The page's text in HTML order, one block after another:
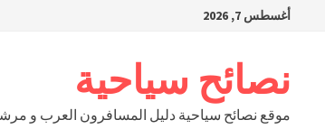
أغسطس 7, 2026
نصائح سياحية
موقع نصائح سياحية دليل المسافرون العرب و